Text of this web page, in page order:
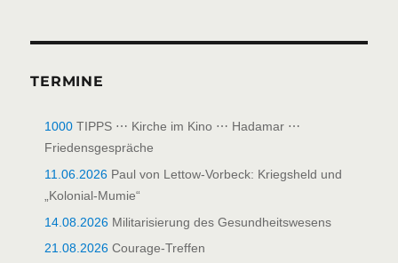
TERMINE
1000 TIPPS ⋯ Kirche im Kino ⋯ Hadamar ⋯
Friedensgespräche
11.06.2026 Paul von Lettow-Vorbeck: Kriegsheld und
„Kolonial-Mumie“
14.08.2026 Militarisierung des Gesundheitswesens
21.08.2026 Courage-Treffen